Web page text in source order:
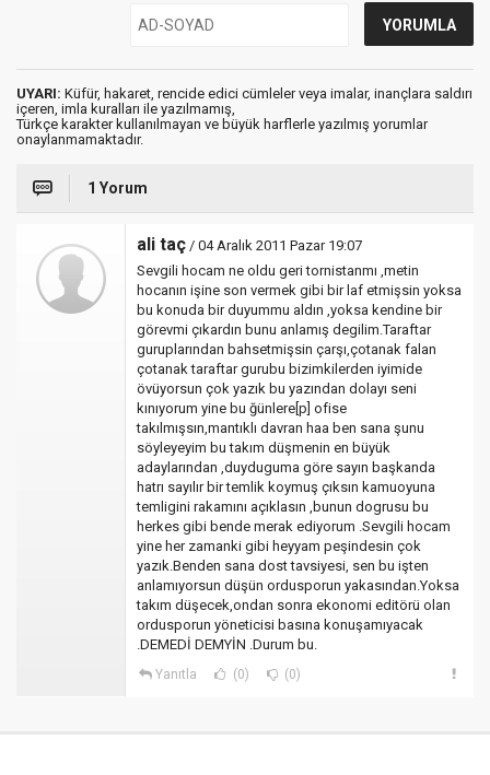
UYARI: Küfür, hakaret, rencide edici cümleler veya imalar, inançlara saldırı
içeren, imla kuralları ile yazılmamış,
Türkçe karakter kullanılmayan ve büyük harflerle yazılmış yorumlar
onaylanmamaktadır.
1 Yorum
ali taç / 04 Aralık 2011 Pazar 19:07
Sevgili hocam ne oldu geri tornistanmı ,metin
hocanın işine son vermek gibi bir laf etmişsin yoksa
bu konuda bir duyummu aldın ,yoksa kendine bir
görevmi çıkardın bunu anlamış degilim.Taraftar
guruplarından bahsetmişsin çarşı,çotanak falan
çotanak taraftar gurubu bizimkilerden iyimide
övüyorsun çok yazık bu yazından dolayı seni
kınıyorum yine bu ğünlere[p] ofise
takılmışsın,mantıklı davran haa ben sana şunu
söyleyeyim bu takım düşmenin en büyük
adaylarından ,duyduguma göre sayın başkanda
hatrı sayılır bir temlik koymuş çıksın kamuoyuna
temligini rakamını açıklasın ,bunun dogrusu bu
herkes gibi bende merak ediyorum .Sevgili hocam
yine her zamanki gibi heyyam peşindesin çok
yazık.Benden sana dost tavsiyesi, sen bu işten
anlamıyorsun düşün ordusporun yakasından.Yoksa
takım düşecek,ondan sonra ekonomi editörü olan
ordusporun yöneticisi basına konuşamıyacak
.DEMEDİ DEMYİN .Durum bu.
Yanıtla (0) (0)